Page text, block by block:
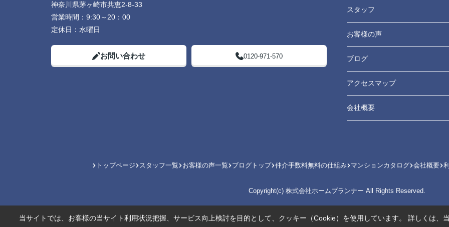
神奈川県茅ヶ崎市共恵2-8-33
営業時間： 9:30～20：00
定休日： 水曜日
お問い合わせ 0120-971-570
スタッフ
お客様の声
ブログ
アクセスマップ
会社概要
トップページ スタッフ一覧 お客様の声一覧 ブログトップ 仲介手数料無料の仕組み マンションカタログ 会社概要
Copyright(c) 株式会社ホームプランナー All Rights Reserved.
当サイトでは、お客様の当サイト利用状況把握、サービス向上検討を目的として、クッキー（Cookie）を使用しています。 詳しくは、